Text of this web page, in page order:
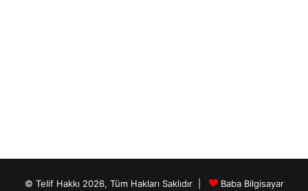
© Telif Hakkı 2026, Tüm Hakları Saklıdır | Baba Bilgisayar